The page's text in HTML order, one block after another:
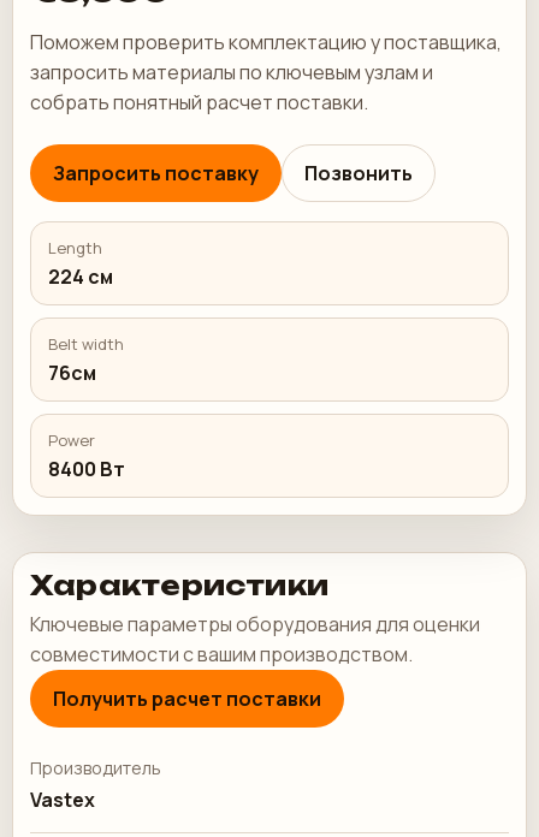
Поможем проверить комплектацию у поставщика,
запросить материалы по ключевым узлам и
собрать понятный расчет поставки.
Запросить поставку Позвонить
Length
224 см
Belt width
76см
Power
8400 Вт
Характеристики
Ключевые параметры оборудования для оценки
совместимости с вашим производством.
Получить расчет поставки
Производитель
Vastex